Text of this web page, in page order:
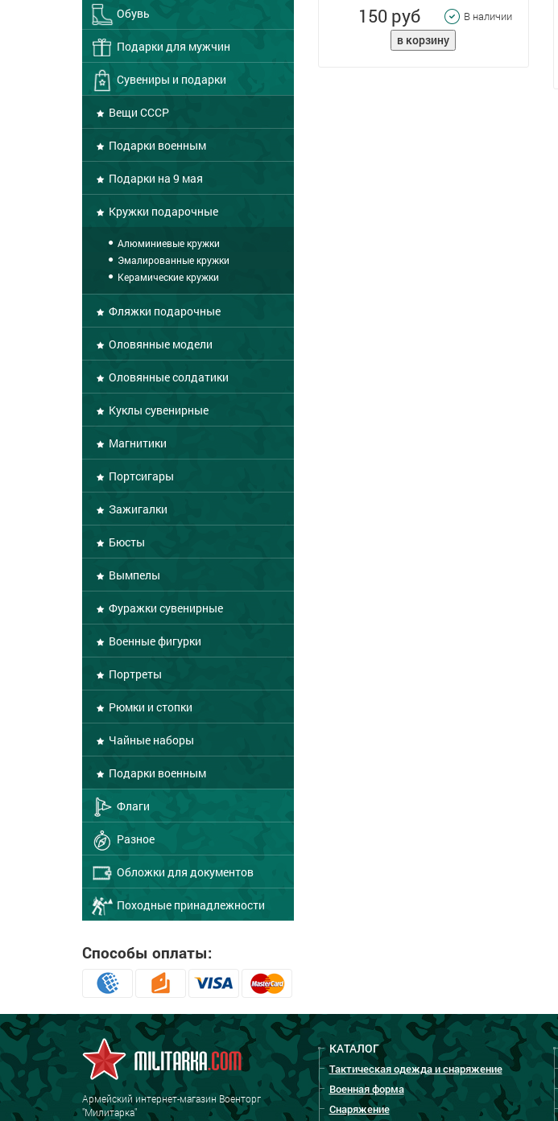
Обувь
Подарки для мужчин
Сувениры и подарки
Вещи СССР
Подарки военным
Подарки на 9 мая
Кружки подарочные
Алюминиевые кружки
Эмалированные кружки
Керамические кружки
Фляжки подарочные
Оловянные модели
Оловянные солдатики
Куклы сувенирные
Магнитики
Портсигары
Зажигалки
Бюсты
Вымпелы
Фуражки сувенирные
Военные фигурки
Портреты
Рюмки и стопки
Чайные наборы
Подарки военным
Флаги
Разное
Обложки для документов
Походные принадлежности
Способы оплаты:
150 руб В наличии
КАТАЛОГ
Тактическая одежда и снаряжение
Военная форма
Снаряжение
Армейский интернет-магазин Военторг
"Милитарка"